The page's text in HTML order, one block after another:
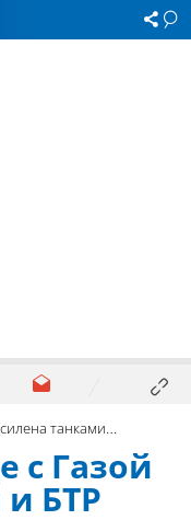
танками и БТР
с Газой
и БТР